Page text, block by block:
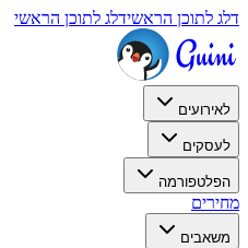
דלג לתוכן הראשידלג לתוכן הראשי
לאירועים
לעסקים
הפלטפורמה
מחירים
משאבים